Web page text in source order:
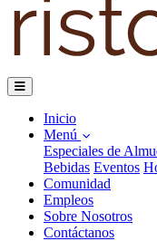
Inicio
Menú
Especiales de
Bebidas Eventos
Comunidad
Empleos
Sobre Nosotros
Contáctanos